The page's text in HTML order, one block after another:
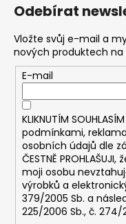
Odebírat
Vložte svůj e-mail a
nových produktech
E-mail
KLIKNUTÍM
podmínkami,
osobních údajů dle
ČESTNĚ
moji osobu
výrobků a
379/2005 Sb. a
225/2006 Sb., č. 274/